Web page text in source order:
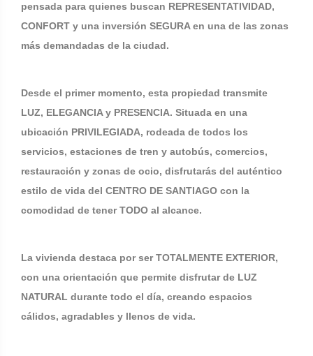
pensada para quienes buscan REPRESENTATIVIDAD,
CONFORT y una inversión SEGURA en una de las zonas
más demandadas de la ciudad.
Desde el primer momento, esta propiedad transmite
LUZ, ELEGANCIA y PRESENCIA. Situada en una
ubicación PRIVILEGIADA, rodeada de todos los
servicios, estaciones de tren y autobús, comercios,
restauración y zonas de ocio, disfrutarás del auténtico
estilo de vida del CENTRO DE SANTIAGO con la
comodidad de tener TODO al alcance.
La vivienda destaca por ser TOTALMENTE EXTERIOR,
con una orientación que permite disfrutar de LUZ
NATURAL durante todo el día, creando espacios
cálidos, agradables y llenos de vida.